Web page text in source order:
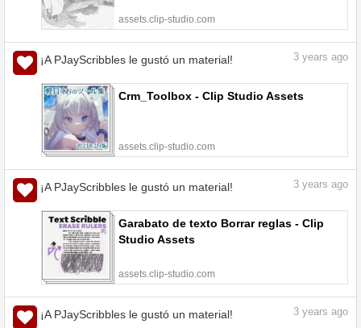
assets.clip-studio.com
¡A PJayScribbles le gustó un material! 3 years ago
Crm_Toolbox - Clip Studio Assets
assets.clip-studio.com
¡A PJayScribbles le gustó un material! 3 years ago
Garabato de texto Borrar reglas - Clip
Studio Assets
assets.clip-studio.com
¡A PJayScribbles le gustó un material! 3 years ago